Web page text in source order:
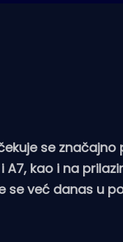
se
kao i na
se već danas u